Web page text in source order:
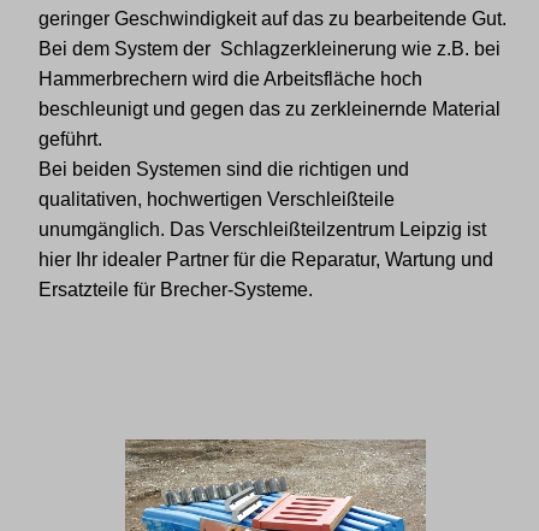
geringer Geschwindigkeit auf das zu bearbeitende Gut.
Bei dem System der Schlagzerkleinerung wie z.B. bei
Hammerbrechern wird die Arbeitsfläche hoch
beschleunigt und gegen das zu zerkleinernde Material
geführt.
Bei beiden Systemen sind die richtigen und
qualitativen, hochwertigen Verschleißteile
unumgänglich. Das Verschleißteilzentrum Leipzig ist
hier Ihr idealer Partner für die Reparatur, Wartung und
Ersatzteile für Brecher-Systeme.